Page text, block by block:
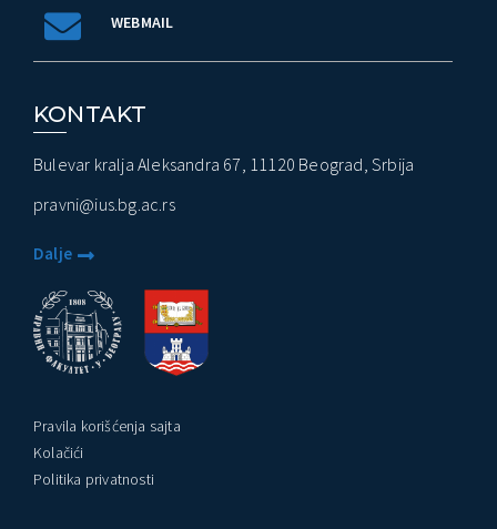
WEBMAIL
KONTAKT
Bulevar kralja Aleksandra 67, 11120 Beograd, Srbija
pravni@ius.bg.ac.rs
Dalje
Pravila korišćenja sajta
Kolačići
Politika privatnosti